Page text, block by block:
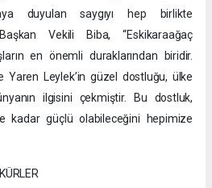
duyulan saygıyı hep birlikte
Vekili Biba, “Eskikaraağaç
en önemli duraklarından biridir.
Yaren Leylek’in güzel dostluğu, ülke
ilgisini çekmiştir. Bu dostluk,
kadar güçlü olabileceğini hepimize